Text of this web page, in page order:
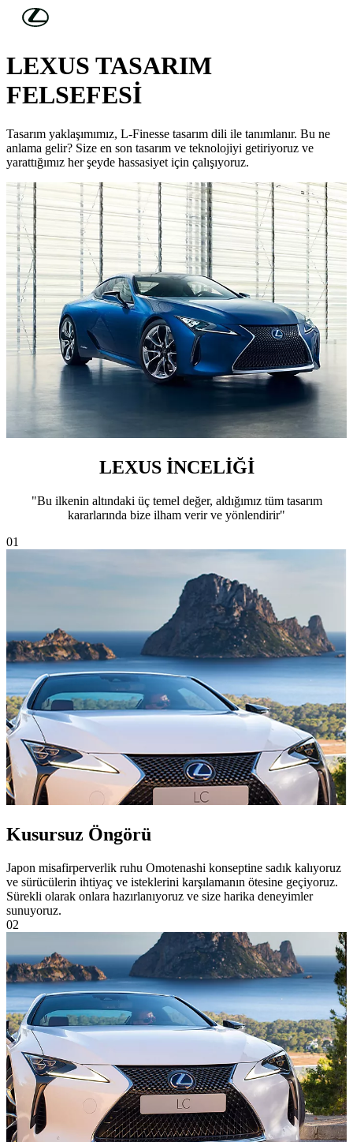
Skip to Main Content
TASARIM
LEXUS TASARIM
FELSEFESİ
Tasarım yaklaşımımız, L-Finesse tasarım dili ile tanımlanır. Bu ne
anlama gelir? Size en son tasarım ve teknolojiyi getiriyoruz ve
yarattığımız her şeyde hassasiyet için çalışıyoruz.
LEXUS İNCELİĞİ
"Bu ilkenin altındaki üç temel değer, aldığımız tüm tasarım
kararlarında bize ilham verir ve yönlendirir"​
01
Kusursuz Öngörü
Japon misafirperverlik ruhu Omotenashi konseptine sadık kalıyoruz
ve sürücülerin ihtiyaç ve isteklerini karşılamanın ötesine geçiyoruz.
Sürekli olarak onlara hazırlanıyoruz ve size harika deneyimler
sunuyoruz.
02